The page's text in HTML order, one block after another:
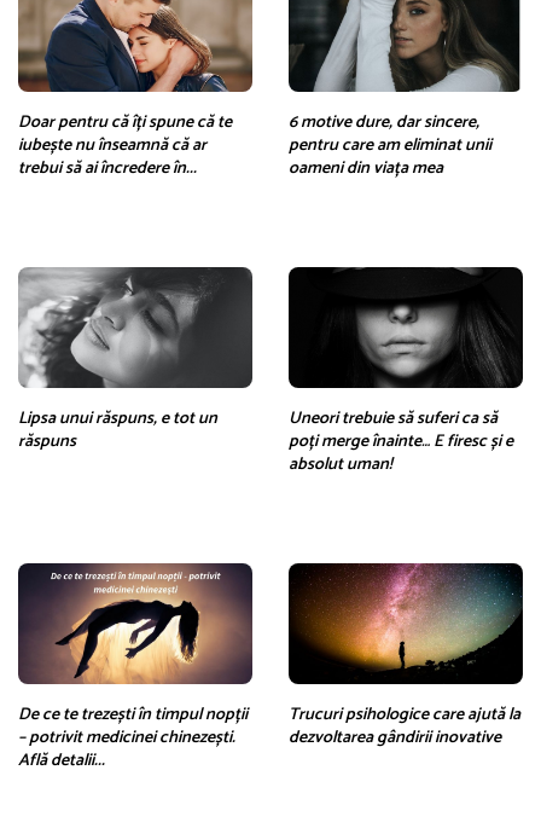
Doar pentru că îți spune că te
iubește nu înseamnă că ar
trebui să ai încredere în...
6 motive dure, dar sincere,
pentru care am eliminat unii
oameni din viața mea
Lipsa unui răspuns, e tot un
răspuns
Uneori trebuie să suferi ca să
poți merge înainte… E firesc și e
absolut uman!
De ce te trezești în timpul nopții
– potrivit medicinei chinezești.
Află detalii...
Trucuri psihologice care ajută la
dezvoltarea gândirii inovative